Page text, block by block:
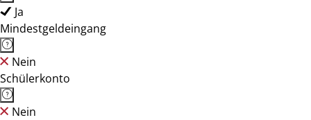
Ja
Mindestgeldeingang
Nein
Schülerkonto
Nein